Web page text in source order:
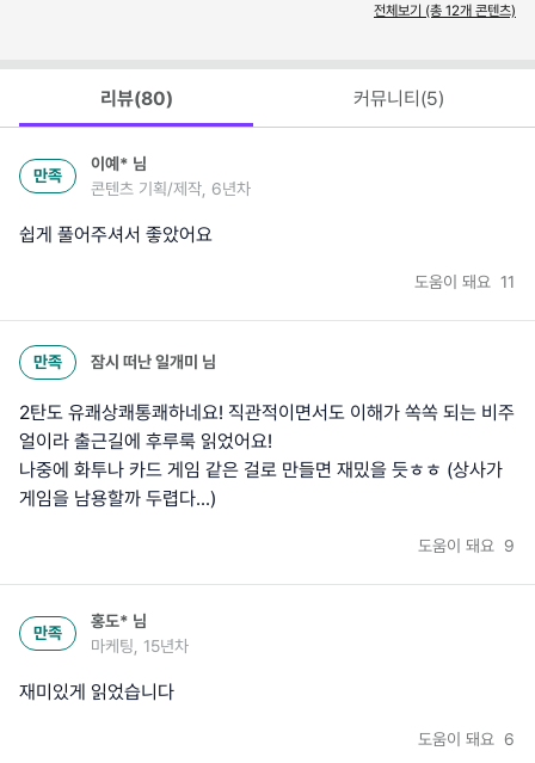
전체보기 (총 12개 콘텐츠)
리뷰(80) 커뮤니티(5)
만족
이예* 님
콘텐츠 기획/제작, 6년차
쉽게 풀어주셔서 좋았어요
도움이 돼요 11
만족 잠시 떠난 일개미 님
2탄도 유쾌상쾌통쾌하네요! 직관적이면서도 이해가 쏙쏙 되는 비주
얼이라 출근길에 후루룩 읽었어요!
나중에 화투나 카드 게임 같은 걸로 만들면 재밌을 듯ㅎㅎ (상사가
게임을 남용할까 두렵다...)
도움이 돼요 9
만족
홍도* 님
마케팅, 15년차
재미있게 읽었습니다
도움이 돼요 6